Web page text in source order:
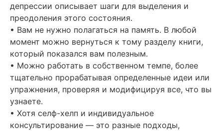
депрессии описывает шаги для выделения и
преодоления этого состояния.
• Вам не нужно полагаться на память. В любой
момент можно вернуться к тому разделу книги,
который показался вам полезным.
• Можно работать в собственном темпе, более
тщательно прорабатывая определенные идеи или
упражнения, проверяя и модифицируя все, что вы
узнаете.
• Хотя селф-хелп и индивидуальное
консультирование — это разные подходы,